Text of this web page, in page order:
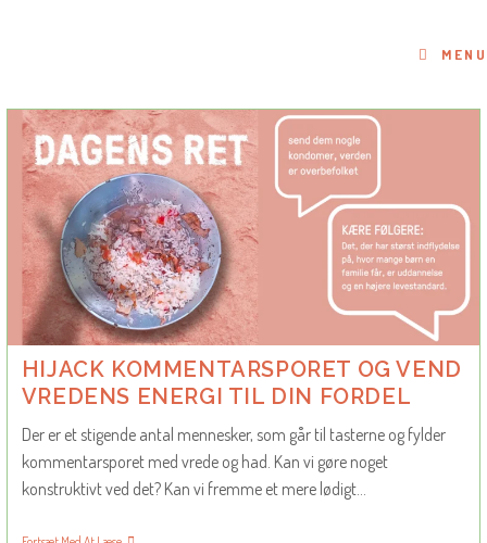
MENU
HIJACK KOMMENTARSPORET OG VEND
VREDENS ENERGI TIL DIN FORDEL
Der er et stigende antal mennesker, som går til tasterne og fylder
kommentarsporet med vrede og had. Kan vi gøre noget
konstruktivt ved det? Kan vi fremme et mere lødigt…